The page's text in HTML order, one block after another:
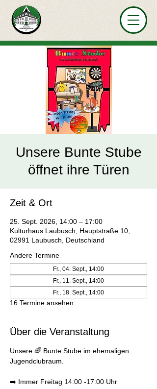
Unsere Bunte Stube
öffnet ihre Türen
Zeit & Ort
25. Sept. 2026, 14:00 – 17:00
Kulturhaus Laubusch, Hauptstraße 10,
02991 Laubusch, Deutschland
Andere Termine
Fr., 04. Sept., 14:00
Fr., 11. Sept., 14:00
Fr., 18. Sept., 14:00
16 Termine ansehen
Über die Veranstaltung
Unsere 🌈 Bunte Stube im ehemaligen
Jugendclubraum.
➡️ Immer Freitag 14:00 -17:00 Uhr